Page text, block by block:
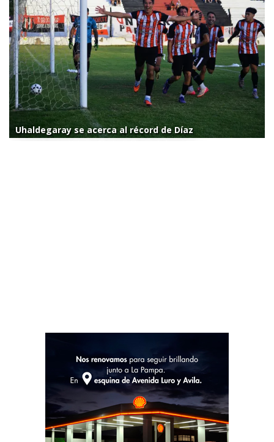
Uhaldegaray se acerca al récord de Díaz